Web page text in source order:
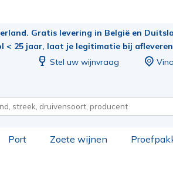
Gratis levering in België en
< 25 jaar, laat je legitimatie bij
Stel uw wijnvraag
Port Zoete wijnen